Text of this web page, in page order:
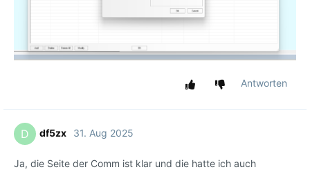
Antworten
D df5zx 31. Aug 2025
Ja, die Seite der Comm ist klar und die hatte ich auch